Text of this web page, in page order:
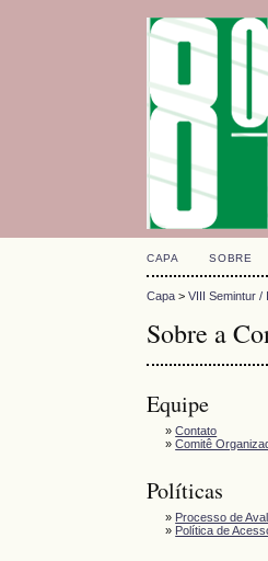
CAPA SOBRE
Capa >VIII Semintur /
Sobre a
Equipe
»Contato
»Comitê
Políticas
» Processo de
» Política de